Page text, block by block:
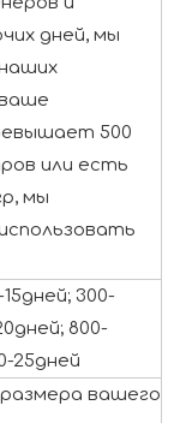
дней, мы
500
или есть
мы
300-
800-
25дней
вашего